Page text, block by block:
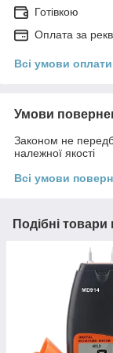
Готівкою
Оплата за
Всі умови оплати
Умови
Законом не
належної якості
Всі умови
Подібні товари